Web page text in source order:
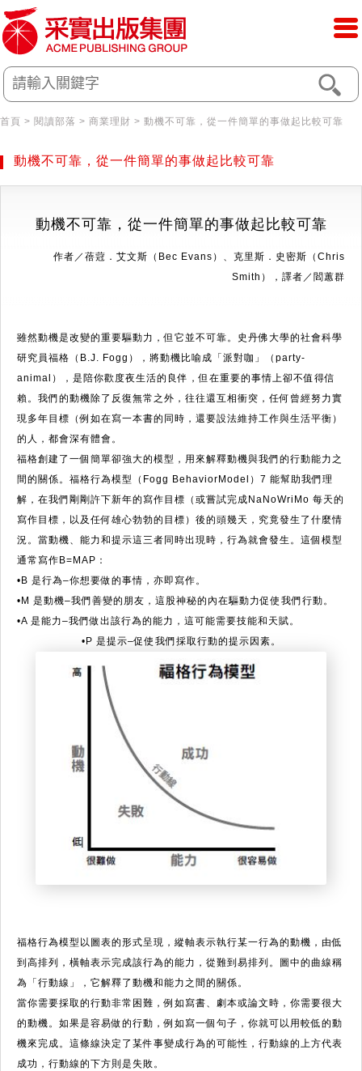
首頁 > 閱讀部落 > 商業理財 > 動機不可靠，從一件簡單的事做起比較可靠
動機不可靠，從一件簡單的事做起比較可靠
動機不可靠， 從一件簡單的事做起比較可靠
作者／蓓蒄．艾文斯（Bec Evans）、克里斯．史密斯（Chris
Smith），譯者／閻蕙群
雖然動機是改變的重要驅動力，但它並不可靠。史丹佛大學的社會科學
研究員福格（B.J. Fogg），將動機比喻成「派對咖」（party-
animal），是陪你歡度夜生活的良伴，但在重要的事情上卻不值得信
賴。我們的動機除了反復無常之外，往往還互相衝突，任何曾經努力實
現多年目標（例如在寫一本書的同時，還要設法維持工作與生活平衡）
的人，都會深有體會。
福格創建了一個簡單卻強大的模型，用來解釋動機與我們的行動能力之
間的關係。福格行為模型（Fogg BehaviorModel）7 能幫助我們理
解，在我們剛剛許下新年的寫作目標（或嘗試完成NaNoWriMo 每天的
寫作目標，以及任何雄心勃勃的目標）後的頭幾天，究竟發生了什麼情
況。當動機、能力和提示這三者同時出現時，行為就會發生。這個模型
通常寫作B=MAP：
•B 是行為–­­­­­­­­­­­你想要做的事情，亦即寫作。
•M 是動機–我們善變的朋友，這股神秘的內在驅動力促使我們行動。
•A 是能力–我們做出該行為的能力，這可能需要技能和天賦。
•P 是提示–促使我們採取行動的提示因素。
福格行為模型以圖表的形式呈現，縱軸表示執行某一行為的動機，由低
到高排列，橫軸表示完成該行為的能力，從難到易排列。圖中的曲線稱
為「行動線」，它解釋了動機和能力之間的關係。
當你需要採取的行動非常困難，例如寫書、劇本或論文時，你需要很大
的動機。如果是容易做的行動，例如寫一個句子，你就可以用較低的動
機來完成。這條線決定了某件事變成行為的可能性，行動線的上方代表
成功，行動線的下方則是失敗。